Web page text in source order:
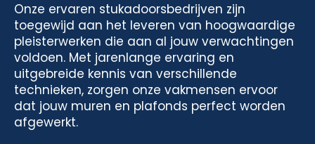
Onze ervaren stukadoorsbedrijven zijn
toegewijd aan het leveren van hoogwaardige
pleisterwerken die aan al jouw verwachtingen
voldoen. Met jarenlange ervaring en
uitgebreide kennis van verschillende
technieken, zorgen onze vakmensen ervoor
dat jouw muren en plafonds perfect worden
afgewerkt.